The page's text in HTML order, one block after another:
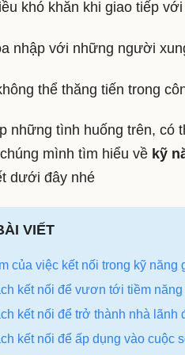
khó khăn khi giao tiếp
nhập với những người
thể thăng tiến trong
những tình huống trên, có
mình tìm hiểu về kỹ
dưới đây nhé
VIẾT
của việc kết nối trong kỹ năng
kết nối để vươn tới tiềm
kết nối để trở thành nhà lãnh
kết nối để ấp dụng vào cuộc